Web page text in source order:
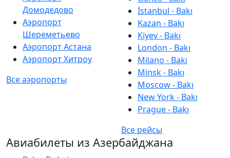
Домодедово
Аэропорт
Шереметьево
Аэропорт Астана
Аэропорт Хитроу
Все аэропорты
İstanbul - Bakı
Kazan - Bakı
Kiyev - Bakı
London - Bakı
Milano - Bakı
Minsk - Bakı
Moscow - Bakı
New York - Bakı
Prague - Bakı
Все рейсы
Авиабилеты из Азербайджана